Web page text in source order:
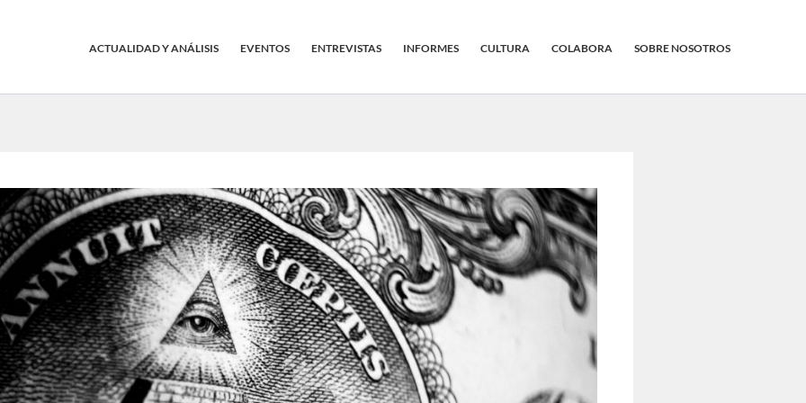
ACTUALIDAD Y ANÁLISIS EVENTOS ENTREVISTAS INFORMES CULTURA COLABORA SOBRE NOSOTROS